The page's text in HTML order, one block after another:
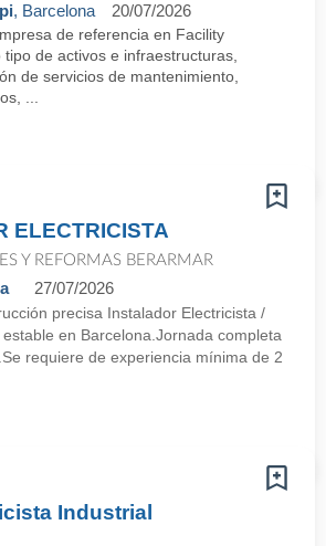
, Barcelona 20/07/2026
de referencia en Facility
de activos e infraestructuras,
de servicios de mantenimiento,
...
ELECTRICISTA
Y REFORMAS BERARMAR
27/07/2026
precisa Instalador Electricista /
en Barcelona.Jornada completa
requiere de experiencia mínima de 2
Industrial